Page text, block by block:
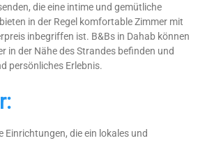
die eine intime und gemütliche
in der Regel komfortable Zimmer mit
inbegriffen ist. B&Bs in Dahab können
in der Nähe des Strandes befinden und
persönliches Erlebnis.
Einrichtungen, die ein lokales und